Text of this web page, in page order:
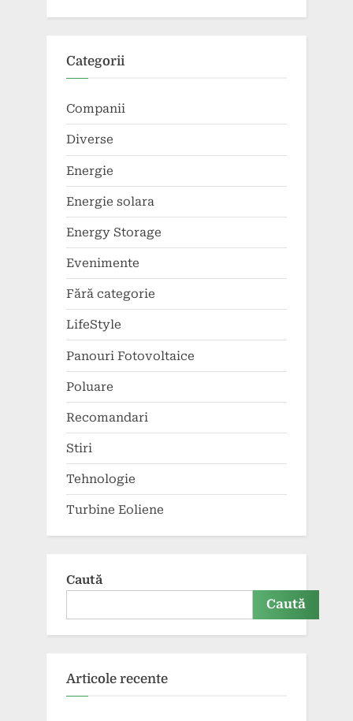
Categorii
Companii
Diverse
Energie
Energie solara
Energy Storage
Evenimente
Fără categorie
LifeStyle
Panouri Fotovoltaice
Poluare
Recomandari
Stiri
Tehnologie
Turbine Eoliene
Caută
Caută
Articole recente